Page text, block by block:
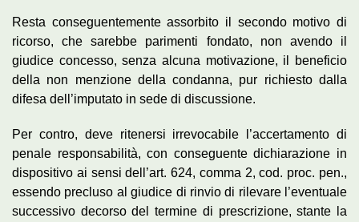
Resta conseguentemente assorbito il secondo motivo di
ricorso, che sarebbe parimenti fondato, non avendo il
giudice concesso, senza alcuna motivazione, il beneficio
della non menzione della condanna, pur richiesto dalla
difesa dell’imputato in sede di discussione.
Per contro, deve ritenersi irrevocabile l’accertamento di
penale responsabilità, con conseguente dichiarazione in
dispositivo ai sensi dell’art. 624, comma 2, cod. proc. pen.,
essendo precluso al giudice di rinvio di rilevare l’eventuale
successivo decorso del termine di prescrizione, stante la